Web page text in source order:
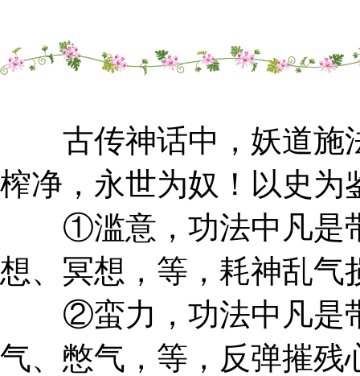
古传神话中，妖道施
榨净，永世为奴！以史为
①滥意，功法中凡是带
想、冥想，等，耗神乱气
②蛮力，功法中凡是带
气、憋气，等，反弹摧残